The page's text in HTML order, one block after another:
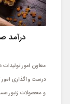
درآمد
معاون امور
درست واگذاری
و محصولات زنبور عسل به 5.6میلیون دلار